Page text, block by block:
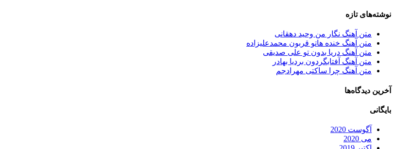
نوشته‌های تازه
متن آهنگ نگار من وحید دهقانی
متن آهنگ خنده هاتو قربون محمدعلیزاده
متن آهنگ دریا بدون تو علی صدیقی
متن آهنگ آفتابگردون بردیا بهادر
متن آهنگ چرا ساکتی مهرادجم
آخرین دیدگاه‌ها
بایگانی
آگوست 2020
می 2020